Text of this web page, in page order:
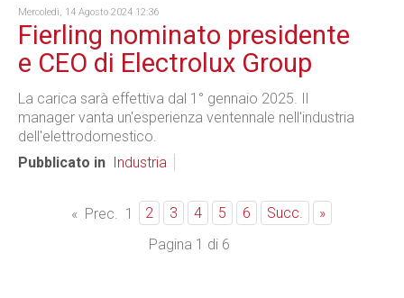
Mercoledì, 14 Agosto 2024 12:36
Fierling nominato presidente
e CEO di Electrolux Group
La carica sarà effettiva dal 1° gennaio 2025. Il
manager vanta un'esperienza ventennale nell'industria
dell'elettrodomestico.
Pubblicato in
Industria
« Prec. 1 2 3 4 5 6 Succ.
»
Pagina 1 di 6